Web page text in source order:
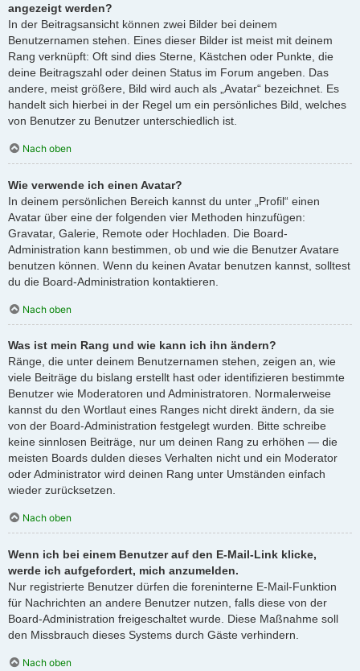
angezeigt werden?
In der Beitragsansicht können zwei Bilder bei deinem
Benutzernamen stehen. Eines dieser Bilder ist meist mit deinem
Rang verknüpft: Oft sind dies Sterne, Kästchen oder Punkte, die
deine Beitragszahl oder deinen Status im Forum angeben. Das
andere, meist größere, Bild wird auch als „Avatar“ bezeichnet. Es
handelt sich hierbei in der Regel um ein persönliches Bild, welches
von Benutzer zu Benutzer unterschiedlich ist.
Nach oben
Wie verwende ich einen Avatar?
In deinem persönlichen Bereich kannst du unter „Profil“ einen
Avatar über eine der folgenden vier Methoden hinzufügen:
Gravatar, Galerie, Remote oder Hochladen. Die Board-
Administration kann bestimmen, ob und wie die Benutzer Avatare
benutzen können. Wenn du keinen Avatar benutzen kannst, solltest
du die Board-Administration kontaktieren.
Nach oben
Was ist mein Rang und wie kann ich ihn ändern?
Ränge, die unter deinem Benutzernamen stehen, zeigen an, wie
viele Beiträge du bislang erstellt hast oder identifizieren bestimmte
Benutzer wie Moderatoren und Administratoren. Normalerweise
kannst du den Wortlaut eines Ranges nicht direkt ändern, da sie
von der Board-Administration festgelegt wurden. Bitte schreibe
keine sinnlosen Beiträge, nur um deinen Rang zu erhöhen — die
meisten Boards dulden dieses Verhalten nicht und ein Moderator
oder Administrator wird deinen Rang unter Umständen einfach
wieder zurücksetzen.
Nach oben
Wenn ich bei einem Benutzer auf den E-Mail-Link klicke,
werde ich aufgefordert, mich anzumelden.
Nur registrierte Benutzer dürfen die foreninterne E-Mail-Funktion
für Nachrichten an andere Benutzer nutzen, falls diese von der
Board-Administration freigeschaltet wurde. Diese Maßnahme soll
den Missbrauch dieses Systems durch Gäste verhindern.
Nach oben